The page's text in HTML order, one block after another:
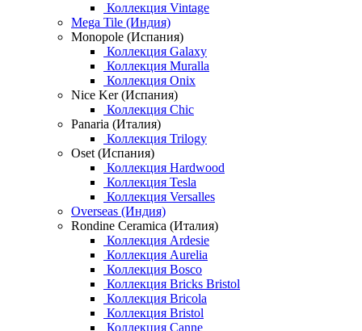
Коллекция Vintage
Mega Tile (Индия)
Monopole (Испания)
Коллекция Galaxy
Коллекция Muralla
Коллекция Onix
Nice Ker (Испания)
Коллекция Chic
Panaria (Италия)
Коллекция Trilogy
Oset (Испания)
Коллекция Hardwood
Коллекция Tesla
Коллекция Versalles
Overseas (Индия)
Rondine Ceramica (Италия)
Коллекция Ardesie
Коллекция Aurelia
Коллекция Bosco
Коллекция Bricks Bristol
Коллекция Bricola
Коллекция Bristol
Коллекция Canne